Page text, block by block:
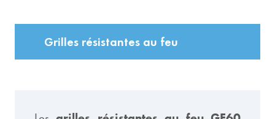
Grilles résistantes au feu